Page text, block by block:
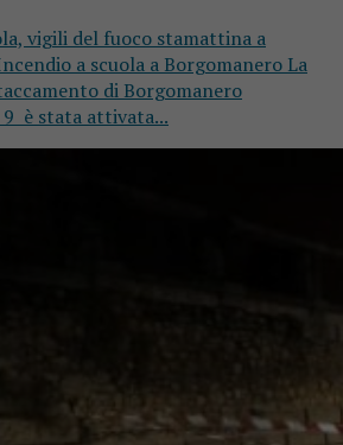
vigili del fuoco stamattina a
a scuola a Borgomanero La
di Borgomanero
è stata attivata...